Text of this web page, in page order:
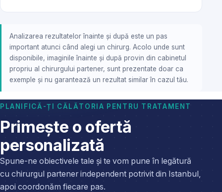
Analizarea rezultatelor înainte și după este un pas
important atunci când alegi un chirurg. Acolo unde sunt
disponibile, imaginile înainte și după provin din cabinetul
propriu al chirurgului partener, sunt prezentate doar ca
exemple și nu garantează un rezultat similar în cazul tău.
PLANIFICĂ-ȚI CĂLĂTORIA PENTRU TRATAMENT
Primește o ofertă
personalizată
Spune-ne obiectivele tale și te vom pune în legătură
cu chirurgul partener independent potrivit din Istanbul,
apoi coordonăm fiecare pas.